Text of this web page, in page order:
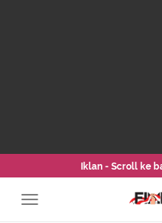
Iklan - Scroll ke